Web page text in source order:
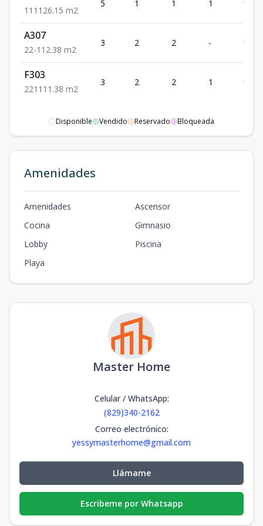
1 1 1 126.15 m2
5 1 1 1
A307
22-112.38 m2
3 2 2 -
F303
221 111.38 m2
3 2 2 1
Disponible Vendido Reservado Bloqueada
Amenidades
Amenidades
Ascensor
Cocina
Gimnasio
Lobby
Piscina
Playa
Master Home
Celular / WhatsApp:
(829)340-2162
Correo electrónico:
yessymasterhome@gmail.com
Llámame
Escribeme por Whatsapp